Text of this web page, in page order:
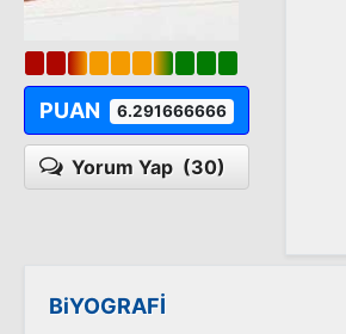
PUAN 6.291666666
Yorum Yap (30)
BiYOGRAFİ